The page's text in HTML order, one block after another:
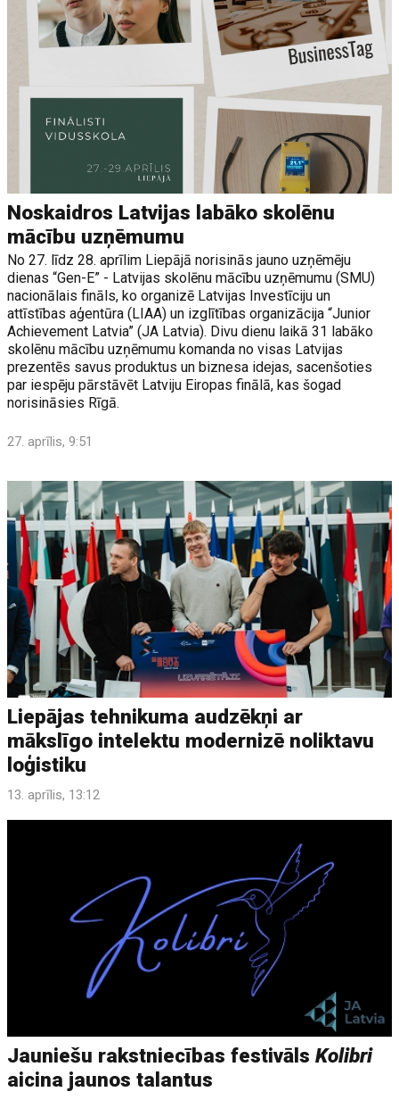
Noskaidros Latvijas labāko skolēnu
mācību uzņēmumu
No 27. līdz 28. aprīlim Liepājā norisinās jauno uzņēmēju
dienas “Gen-E” - Latvijas skolēnu mācību uzņēmumu (SMU)
nacionālais fināls, ko organizē Latvijas Investīciju un
attīstības aģentūra (LIAA) un izglītības organizācija “Junior
Achievement Latvia” (JA Latvia). Divu dienu laikā 31 labāko
skolēnu mācību uzņēmumu komanda no visas Latvijas
prezentēs savus produktus un biznesa idejas, sacenšoties
par iespēju pārstāvēt Latviju Eiropas finālā, kas šogad
norisināsies Rīgā.
27. aprīlis, 9:51
Liepājas tehnikuma audzēkņi ar
mākslīgo intelektu modernizē noliktavu
loģistiku
13. aprīlis, 13:12
Jauniešu rakstniecības festivālsKolibri
aicina jaunos talantus